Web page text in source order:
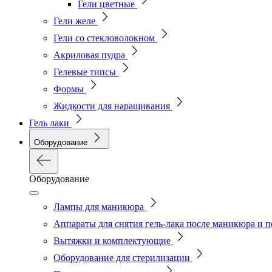
Гели цветные
Гели желе
Гели со стекловолокном
Акриловая пудра
Гелевые типсы
Формы
Жидкости для наращивания
Гель лаки
Оборудование
Оборудование
Лампы для маникюра
Аппараты для снятия гель-лака после маникюра и
Вытяжки и комплектующие
Оборудование для стерилизации